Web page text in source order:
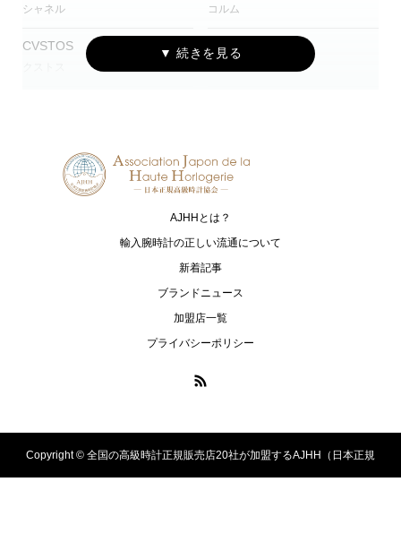
シャネル コルム
CVSTOS EDOX
G-SHOCK
ジーショック
HARRY WINSTON
ハリー・ウィンストン
I.T.A.
アイ･ティー･エー
アイ・ダブリュー・シー シャフハ
ローリーロドキン
エムアールジー エムティージー
AJHHとは？
輸入腕時計の正しい流通について
新着記事
ブランドニュース
加盟店一覧
プライバシーポリシー
Copyright © 全国の高級時計正規販売店20社が加盟するAJHH（日本正規